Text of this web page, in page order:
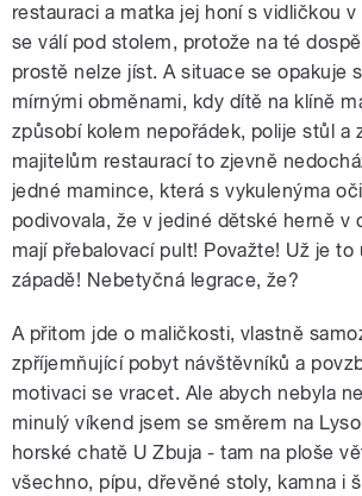
restauraci a matka jej honí s vidličkou
se válí pod stolem, protože na té
prostě nelze jíst. A situace se opakuje
mírnými obměnami, kdy dítě na klíně
způsobí kolem nepořádek, polije stůl a
majitelům restaurací to zjevně
jedné mamince, která s vykulenýma
podivovala, že v jediné dětské herně v
mají přebalovací pult! Považte! Už je to
západě! Nebetyčná legrace, že?
A přitom jde o maličkosti, vlastně
zpříjemňující pobyt návštěvníků a
motivaci se vracet. Ale abych nebyla
minulý víkend jsem se směrem na
horské chatě U Zbuja - tam na ploše
všechno, pípu, dřevěné stoly, kamna i